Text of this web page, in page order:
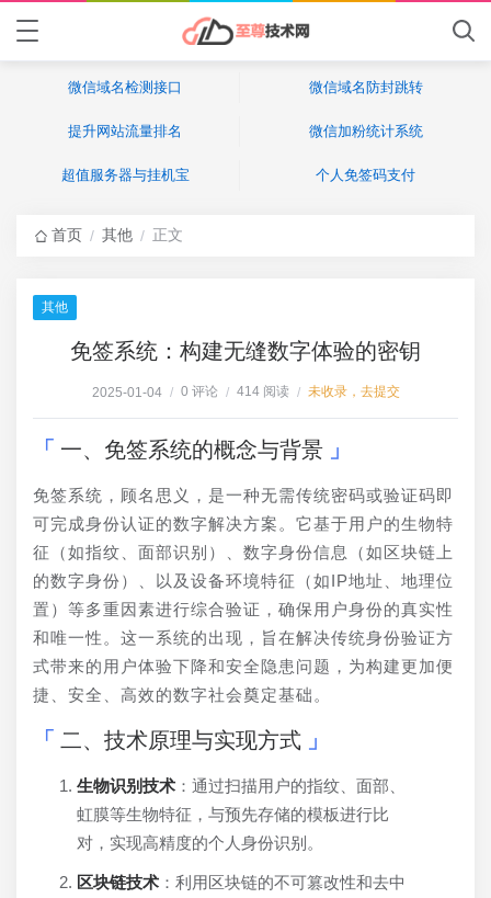
微信域名检测接口 微信域名防封跳转
提升网站流量排名 微信加粉统计系统
超值服务器与挂机宝 个人免签码支付
首页 / 其他 / 正文
其他
免签系统：构建无缝数字体验的密钥
2025-01-04 / 0 评论 / 414 阅读 / 未收录，去提交
一、免签系统的概念与背景
免签系统，顾名思义，是一种无需传统密码或验证码即
可完成身份认证的数字解决方案。它基于用户的生物特
征（如指纹、面部识别）、数字身份信息（如区块链上
的数字身份）、以及设备环境特征（如IP地址、地理位
置）等多重因素进行综合验证，确保用户身份的真实性
和唯一性。这一系统的出现，旨在解决传统身份验证方
式带来的用户体验下降和安全隐患问题，为构建更加便
捷、安全、高效的数字社会奠定基础。
二、技术原理与实现方式
生物识别技术 ：通过扫描用户的指纹、面部、
虹膜等生物特征，与预先存储的模板进行比
对，实现高精度的个人身份识别。
区块链技术 ：利用区块链的不可篡改性和去中